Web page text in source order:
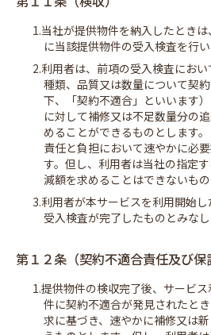
1.当社が提供物件を納入したとき
に当該提供物件の受入検査を行い
2.利用者は、前項の受入検査にお
種類、品質又は数量について契
下、「契約不適合」といいます
に対して補修又は不足数量分の
めることができるものとします
責任と負担において速やかに必
す。但し、利用者は当社の指定
減額を求めることはできないもの
3.利用者が本サービスを利用開始
受入検査が完了したものとみなし
第１２条（契約不適合責任及び保
1.提供物件の検収完了後、サービ
件に契約不適合が発見されたと
求に基づき、速やかに補修又は